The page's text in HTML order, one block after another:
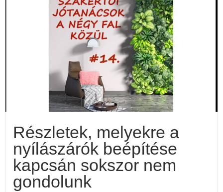
Részletek, melyekre a
nyílászárók beépítése
kapcsán sokszor nem
gondolunk